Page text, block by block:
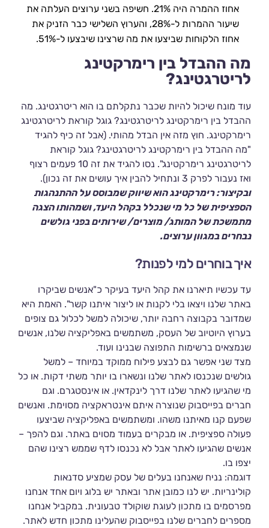
אחוז ההמרה היה 21%. חשיפה בשני ערוצים העלתה את
שיעור ההמרות ל-28%, והערוץ השלישי כבר הזניק את
אחוז הלקוחות שביצעו את מה שרצינו שיבצעו ל-51%.
מה ההבדל בין רימרקטינג
לריטרגטינג?
עוד מונח שיכול להיות שכבר נתקלתם בו הוא ריטרגטינג. מה
ההבדל בין רימרקטינג לריטרגטינג? גוגל קוראת לריטרגטינג
רימרקטינג. חוץ מזה אין הבדל מהותי. (אבל זה כיף להגיד
"מה ההבדל בין רימרקטינג לריטרגטינג? גוגל קוראת
לריטרגטינג רימרקטינג". נסו להגיד את זה 10 פעמים רצוף
ואז נעבור לפרק 3 ונתחיל להבין איך עושים את זה נכון).
ובקיצור: רימרקטינג הוא שיווק שמבוסס על ההתנהגות
הספציפית של כל מי שנכלל בקהל היעד, ושמהותו הצגה
מתמשכת של המותג/ מוצרים/ שירותים בפני גולשים
נבחרים במגוון ערוצים.
איך בוחרים למי לפנות?
עד עכשיו תיארנו את קהל היעד בעיקר כ"אנשים שביקרו
באתר שלנו ויצאו בלי לקנות או ליצור איתנו קשר". האמת היא
שמדובר בקבוצה רחבה יותר, שיכולה למשל לכלול גם צופים
בערוץ היוטיוב של העסק, משתמשים באפליקציה שלנו, אנשים
שנמצאים ברשימות התפוצה שבנינו ועוד.
מצד שני אפשר גם לבצע פילוח ממוקד במיוחד – למשל
גולשים שנכנסו לאתר שלנו ונשארו בו יותר משתי דקות. או כל
מי שהגיעו לאתר שלנו דרך לינקדאין. או אינסטגרם. וגם
חברים בפייסבוק שנוצרה איתם אינטראקציה מסוימת. ואנשים
שפעם קנו מאיתנו משהו. ומשתמשים באפליקציה שביצעו
פעולה ספציפית. או מבקרים בעמוד מסוים באתר. וגם להפך –
אנשים שהגיעו לאתר אבל לא נכנסו לדף שממש רצינו שהם
יצפו בו.
דוגמה: נניח שאנחנו בעלים של עסק שמציע סדנאות
קולינריות. יש לנו כמובן אתר ובאתר יש בלוג ויום אחד אנחנו
מפרסמים בו מתכון לעוגת שוקולד טבעונית. במקביל אנחנו
מספרים לחברים שלנו בפייסבוק שהעלינו מתכון חדש לאתר.